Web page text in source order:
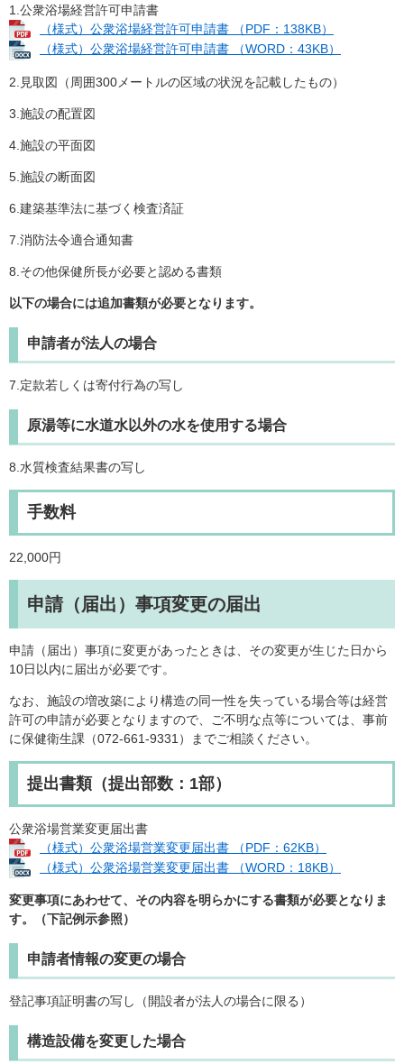
1.公衆浴場経営許可申請書
（様式）公衆浴場経営許可申請書 （PDF：138KB）
（様式）公衆浴場経営許可申請書 （WORD：43KB）
2.見取図（周囲300メートルの区域の状況を記載したもの）
3.施設の配置図
4.施設の平面図
5.施設の断面図
6.建築基準法に基づく検査済証
7.消防法令適合通知書
8.その他保健所長が必要と認める書類
以下の場合には追加書類が必要となります。
申請者が法人の場合
7.定款若しくは寄付行為の写し
原湯等に水道水以外の水を使用する場合
8.水質検査結果書の写し
手数料
22,000円
申請（届出）事項変更の届出
申請（届出）事項に変更があったときは、その変更が生じた日から
10日以内に届出が必要です。
なお、施設の増改築により構造の同一性を失っている場合等は経営
許可の申請が必要となりますので、ご不明な点等については、事前
に保健衛生課（072-661-9331）までご相談ください。
提出書類（提出部数：1部）
公衆浴場営業変更届出書
（様式）公衆浴場営業変更届出書 （PDF：62KB）
（様式）公衆浴場営業変更届出書 （WORD：18KB）
変更事項にあわせて、その内容を明らかにする書類が必要となりま
す。（下記例示参照）
申請者情報の変更の場合
登記事項証明書の写し（開設者が法人の場合に限る）
構造設備を変更した場合